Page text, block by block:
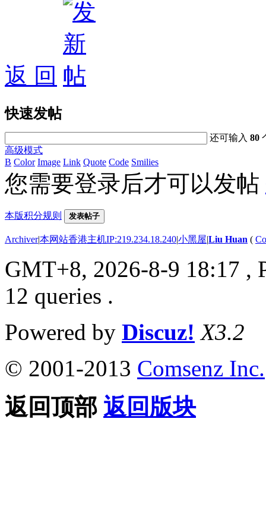
返 回
快速发帖
还可输入80
高级模式
B Color Image Link Quote Code Smilies
您需要登录后才可以发帖
本版积分规则 发表帖子
Archiver|本网站香港主机IP:219.234.18.240|小黑屋|Liu Huan (
GMT+8, 2026-8-9 18:17 ,
12 queries .
Powered by Discuz! X3.2
© 2001-2013 Comsenz Inc.
返回顶部 返回版块